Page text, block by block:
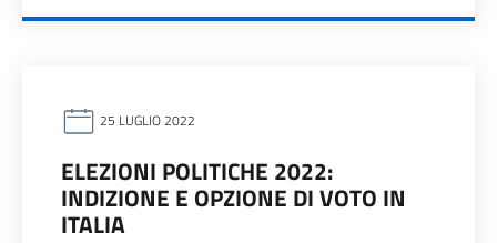
25 LUGLIO 2022
ELEZIONI POLITICHE 2022:
INDIZIONE E OPZIONE DI VOTO IN
ITALIA